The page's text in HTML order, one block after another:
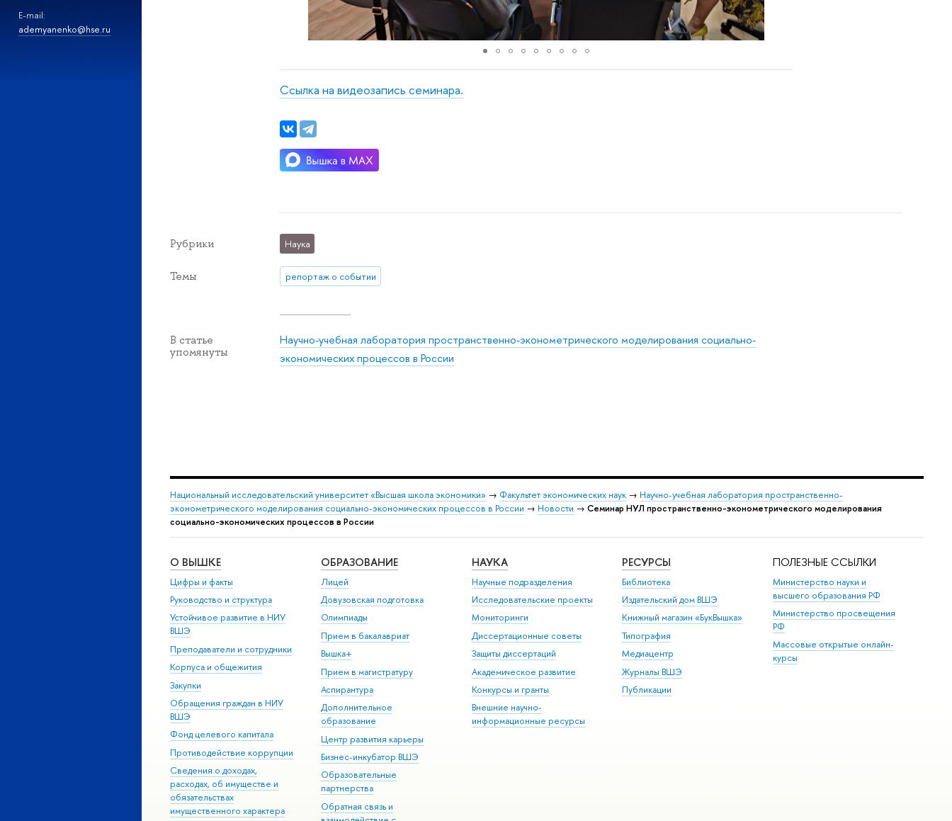
E-mail:
ademyanenko@hse.ru
Ссылка на видеозапись семинара.
Рубрики Наука
Темы репортаж о событии
В статье
упомянуты
Научно-учебная лаборатория пространственно-эконометрического моделирования социально-
экономических процессов в России
Национальный исследовательский университет «Высшая школа экономики» → Факультет экономических наук → Научно-учебная лаборатория пространственно-
эконометрического моделирования социально-экономических процессов в России → Новости → Семинар НУЛ пространственно-эконометрического моделирования
социально-экономических процессов в России
О ВЫШКЕ
Цифры и факты
Руководство и структура
Устойчивое развитие в НИУ
ВШЭ
Преподаватели и сотрудники
Корпуса и общежития
Закупки
Обращения граждан в НИУ
ВШЭ
Фонд целевого капитала
Противодействие коррупции
Сведения о доходах,
расходах, об имуществе и
обязательствах
имущественного характера
ОБРАЗОВАНИЕ
Лицей
Довузовская подготовка
Олимпиады
Прием в бакалавриат
Вышка+
Прием в магистратуру
Аспирантура
Дополнительное
образование
Центр развития карьеры
Бизнес-инкубатор ВШЭ
Образовательные
партнерства
Обратная связь и
НАУКА
Научные подразделения
Исследовательские проекты
Мониторинги
Диссертационные советы
Защиты диссертаций
Академическое развитие
Конкурсы и гранты
Внешние научно-
информационные ресурсы
РЕСУРСЫ
Библиотека
Издательский дом ВШЭ
Книжный магазин «БукВышка»
Типография
Медиацентр
Журналы ВШЭ
Публикации
ПОЛЕЗНЫЕ ССЫЛКИ
Министерство науки и
высшего образования РФ
Министерство просвещения
РФ
Массовые открытые онлайн-
курсы